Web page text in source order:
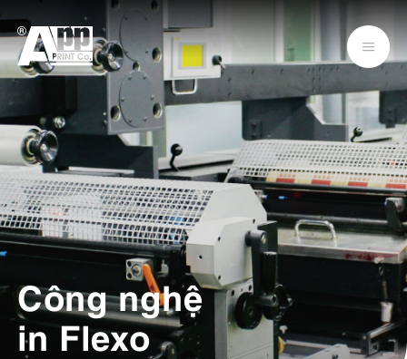
Công nghệ
in Flexo